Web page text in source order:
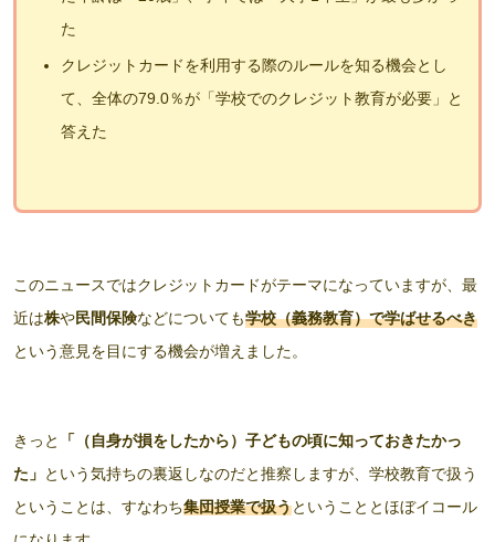
た
クレジットカードを利用する際のルールを知る機会とし
て、全体の79.0％が「学校でのクレジット教育が必要」と
答えた
このニュースではクレジットカードがテーマになっていますが、最
近は株や民間保険などについても学校（義務教育）で学ばせるべき
という意見を目にする機会が増えました。
きっと
「（自身が損をしたから）子どもの頃に知っておきたかっ
た」 という気持ちの裏返しなのだと推察しますが、学校教育で扱う
ということは、すなわち集団授業で扱うということとほぼイコール